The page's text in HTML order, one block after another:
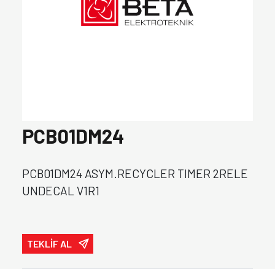
PCB01DM24
PCB01DM24 ASYM.RECYCLER TIMER 2RELE
UNDECAL V1R1
TEKLİF AL